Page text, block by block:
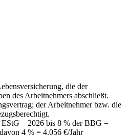
die der
des Arbeitnehmers abschließt.
der Arbeitnehmer bzw. die
– 2026 bis 8 % der BBG =
4 % = 4.056 €/Jahr